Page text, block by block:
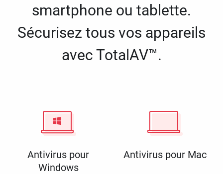
smartphone ou tablette.
Sécurisez tous vos appareils
avec TotalAV™.
Antivirus pour
Windows
Antivirus pour Mac